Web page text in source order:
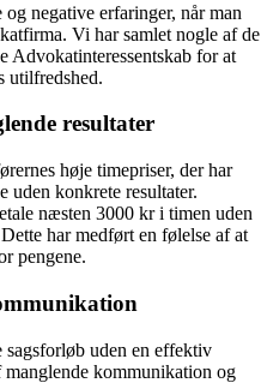
negative erfaringer, når man
Vi har samlet nogle af de
Advokatinteressentskab for at
utilfredshed.
resultater
høje timepriser, der har
uden konkrete resultater.
næsten 3000 kr i timen uden
har medført en følelse af at
pengene.
uden en effektiv
kommunikation og